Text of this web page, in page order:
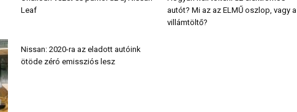
Leaf
autót? Mi az az ELMŰ oszlop, vagy a
villámtöltő?
Nissan: 2020-ra az eladott autóink
ötöde zéró emissziós lesz